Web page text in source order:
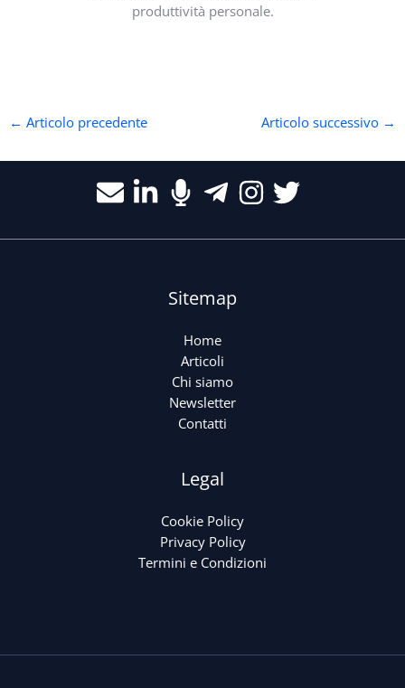
produttività personale.
← Articolo precedente Articolo successivo →
Sitemap
Home
Articoli
Chi siamo
Newsletter
Contatti
Legal
Cookie Policy
Privacy Policy
Termini e Condizioni